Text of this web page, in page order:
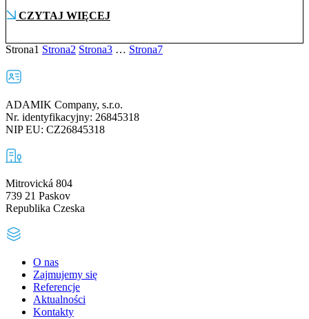
CZYTAJ WIĘCEJ
Strona1 Strona2 Strona3 … Strona7
ADAMIK Company, s.r.o.
Nr. identyfikacyjny: 26845318
NIP EU: CZ26845318
Mitrovická 804
739 21 Paskov
Republika Czeska
O nas
Zajmujemy się
Referencje
Aktualności
Kontakty